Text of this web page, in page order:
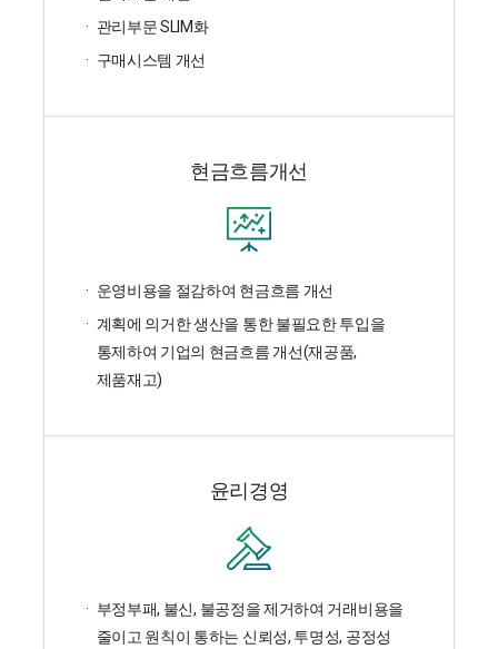
관리부문 SLIM화
구매시스템 개선
현금흐름개선
운영비용을 절감하여 현금흐름 개선
계획에 의거한 생산을 통한 불필요한 투입을
통제하여 기업의 현금흐름 개선(재공품,
제품재고)
윤리경영
부정부패, 불신, 불공정을 제거하여 거래비용을
줄이고 원칙이 통하는 신뢰성, 투명성, 공정성